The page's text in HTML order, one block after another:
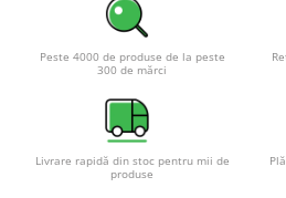
Peste 4000 de produse de la peste
300 de mărci
Livrare rapidă din stoc pentru mii de
produse